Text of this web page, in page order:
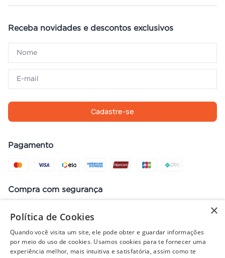
Receba novidades e descontos exclusivos
Cadastre-se
Pagamento
Compra com segurança
Preços, promoções, condições de pagamento e frete válidos apenas
para compras no site. Em caso de divergência, prevalece o valor do
×
Política de Cookies
Quando você visita um site, ele pode obter e guardar informações
por meio do uso de cookies. Usamos cookies para te fornecer uma
experiência melhor, mais intuitiva e satisfatória, assim como te